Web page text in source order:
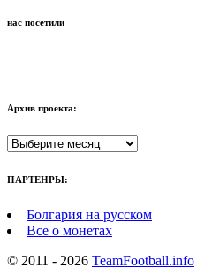
нас посетили
Архив проекта:
Архив
ПАРТЕНРЫ:
Болгария на русском
Все о монетах
© 2011 - 2026 TeamFootball.info